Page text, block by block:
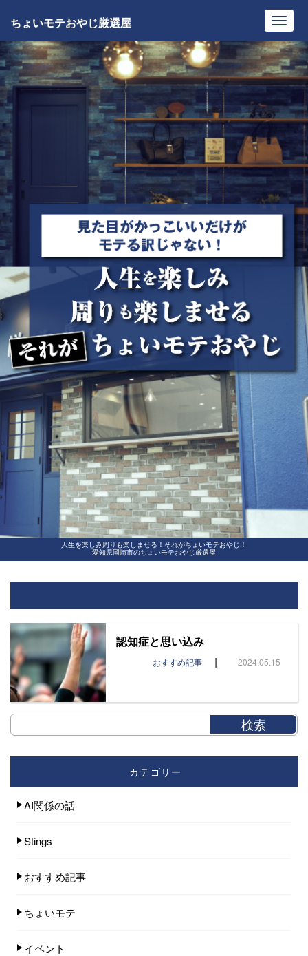
人生を楽しみ周りも楽しませる！それがちょいモテおやじ！
愛知県岡崎市のちょいモテおやじ厳選屋
ちょいモテおやじ厳選屋
認知症と思い込み
おすすめ記事 | 2024.05.15
カテゴリー
AI関係の話
Stings
おすすめ記事
ちょいモテ
イベント